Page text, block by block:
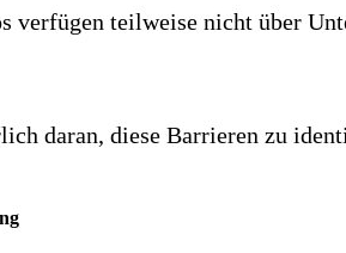
verfügen teilweise nicht über
daran, diese Barrieren zu